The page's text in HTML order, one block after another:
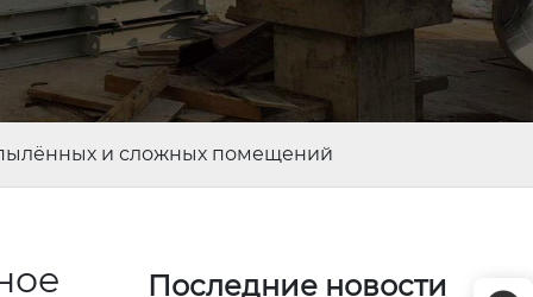
и сложных помещений
Последние новости